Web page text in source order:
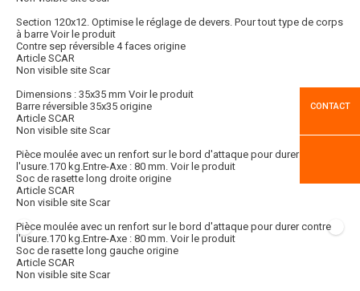
Section 120x12. Optimise le réglage de devers. Pour tout type de corps
à barre Voir le produit
Contre sep réversible 4 faces origine
Article SCAR
Non visible site Scar
Dimensions : 35x35 mm Voir le produit
Barre réversible 35x35 origine
Article SCAR
Non visible site Scar
Pièce moulée avec un renfort sur le bord d'attaque pour durer contre
l'usure.170 kg.Entre-Axe : 80 mm. Voir le produit
Soc de rasette long droite origine
Article SCAR
Non visible site Scar
Pièce moulée avec un renfort sur le bord d'attaque pour durer contre
l'usure.170 kg.Entre-Axe : 80 mm. Voir le produit
Soc de rasette long gauche origine
Article SCAR
Non visible site Scar
CONTACT